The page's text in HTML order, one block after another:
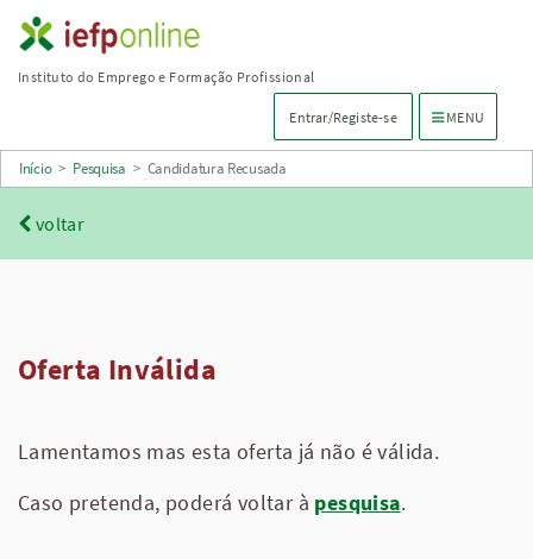
Saltar
para
principal
Instituto do Emprego e Formação Profissional
Entrar/Registe-se Menu de
MENU
Início > Pesquisa > Candidatura Recusada
voltar
Oferta Inválida
Lamentamos mas esta oferta já não é válida.
Caso pretenda, poderá voltar à pesquisa.